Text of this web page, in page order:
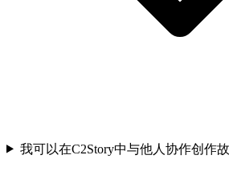
我可以在C2Story中与他人协作创作